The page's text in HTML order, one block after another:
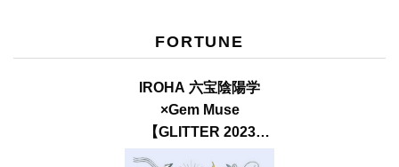
FORTUNE
IROHA 六宝陰陽学
×Gem Muse
【GLITTER 2023
SUMMER issue】